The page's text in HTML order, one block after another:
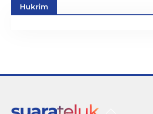
Hukrim